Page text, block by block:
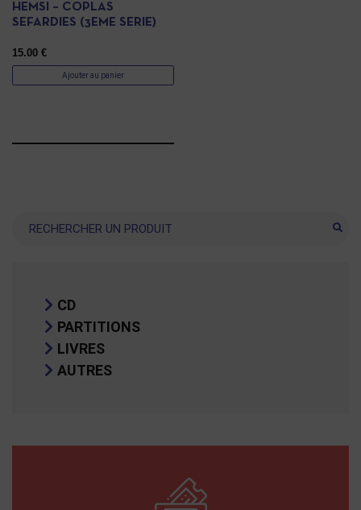
HEMSI – COPLAS
SEFARDIES (3EME SERIE)
15.00 €
Ajouter au panier
Recherche
CD
PARTITIONS
LIVRES
AUTRES